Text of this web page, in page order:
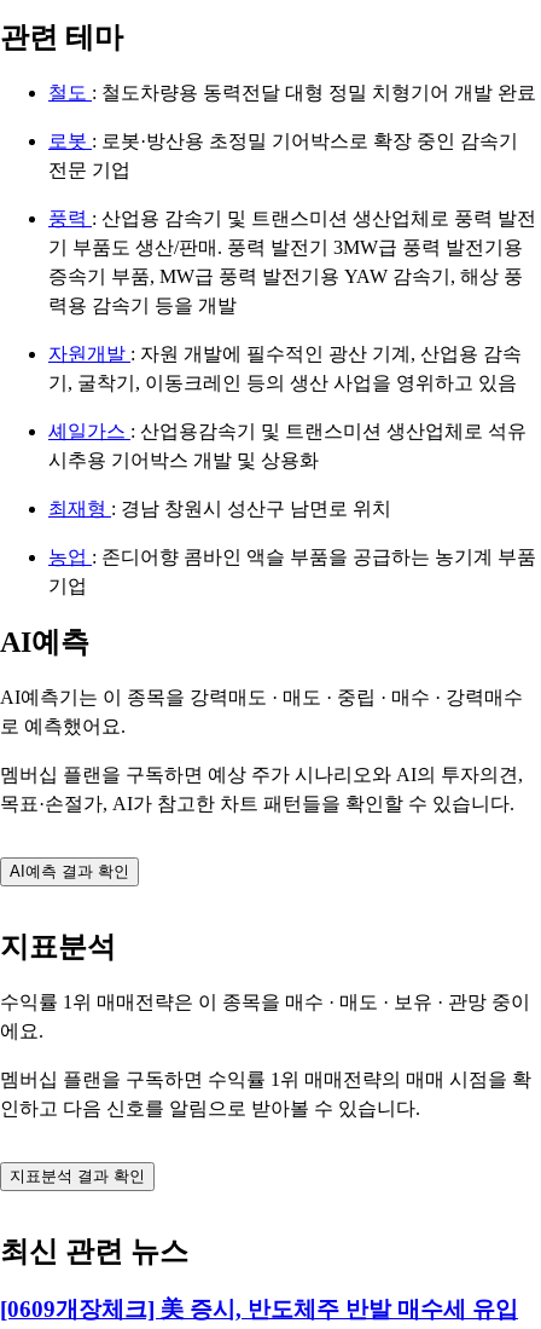
관련 테마
철도 : 철도차량용 동력전달 대형 정밀 치형기어 개발 완료
로봇 : 로봇·방산용 초정밀 기어박스로 확장 중인 감속기
전문 기업
풍력 : 산업용 감속기 및 트랜스미션 생산업체로 풍력 발전
기 부품도 생산/판매. 풍력 발전기 3MW급 풍력 발전기용
증속기 부품, MW급 풍력 발전기용 YAW 감속기, 해상 풍
력용 감속기 등을 개발
자원개발 : 자원 개발에 필수적인 광산 기계, 산업용 감속
기, 굴착기, 이동크레인 등의 생산 사업을 영위하고 있음
셰일가스 : 산업용감속기 및 트랜스미션 생산업체로 석유
시추용 기어박스 개발 및 상용화
최재형 : 경남 창원시 성산구 남면로 위치
농업 : 존디어향 콤바인 액슬 부품을 공급하는 농기계 부품
기업
AI예측
AI예측기는 이 종목을 강력매도 · 매도 · 중립 · 매수 · 강력매수
로 예측했어요.
멤버십 플랜을 구독하면 예상 주가 시나리오와 AI의 투자의견,
목표·손절가, AI가 참고한 차트 패턴들을 확인할 수 있습니다.
AI예측 결과 확인
지표분석
수익률 1위 매매전략은 이 종목을 매수 · 매도 · 보유 · 관망 중이
에요.
멤버십 플랜을 구독하면 수익률 1위 매매전략의 매매 시점을 확
인하고 다음 신호를 알림으로 받아볼 수 있습니다.
지표분석 결과 확인
최신 관련 뉴스
[0609개장체크] 美 증시, 반도체주 반발 매수세 유입